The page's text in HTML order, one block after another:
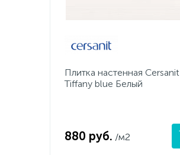
Плитка настенная Cersanit
Tiffany blue Белый
880 руб. /м2